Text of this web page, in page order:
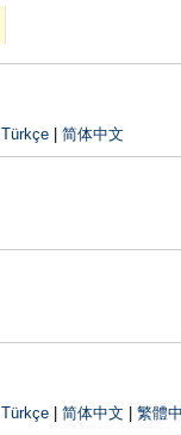
Türkçe 简体中文
Türkçe 简体中文 繁體